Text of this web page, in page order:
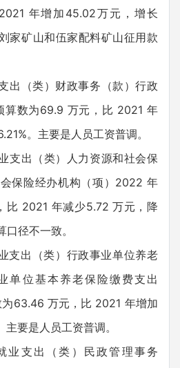
年增加45.02万元，增长
家矿山和伍家配料矿山征用款
（类）财政事务（款）行政
算数为69.9 万元，比 2021 年
。主要是人员工资普调。
出（类）人力资源和社会保
保险经办机构（项）2022 年
比 2021 年减少5.72 万元，降
径不一致。
出（类）行政事业单位养老
单位基本养老保险缴费支出
为63.46 万元，比 2021 年增加
要是人员工资普调。
支出（类）民政管理事务